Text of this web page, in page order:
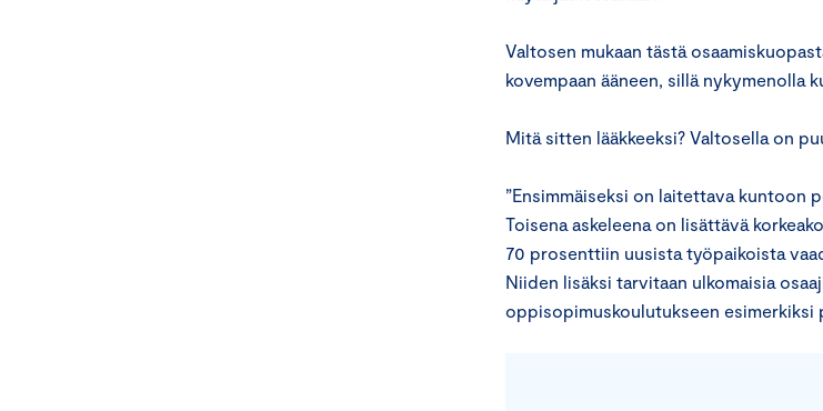
Valtosen mukaan tästä
kovempaan ääneen, sillä nykymenolla
Mitä sitten lääkkeeksi? Valtosella on
”Ensimmäiseksi on laitettava kuntoon
Toisena askeleena on lisättävä
70 prosenttiin uusista työpaikoista
Niiden lisäksi tarvitaan ulkomaisia
oppisopimuskoulutukseen esimerkiksi